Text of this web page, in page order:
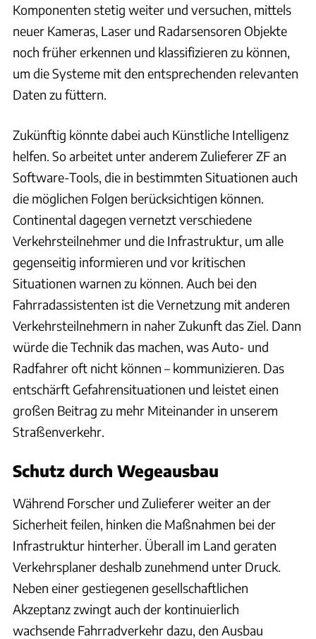
Komponenten stetig weiter und versuchen, mittels
neuer Kameras, Laser und Radarsensoren Objekte
noch früher erkennen und klassifizieren zu können,
um die Systeme mit den entsprechenden relevanten
Daten zu füttern.
Zukünftig könnte dabei auch Künstliche Intelligenz
helfen. So arbeitet unter anderem Zulieferer ZF an
Software-Tools, die in bestimmten Situationen auch
die möglichen Folgen berücksichtigen können.
Continental dagegen vernetzt verschiedene
Verkehrsteilnehmer und die Infrastruktur, um alle
gegenseitig informieren und vor kritischen
Situationen warnen zu können. Auch bei den
Fahrradassistenten ist die Vernetzung mit anderen
Verkehrsteilnehmern in naher Zukunft das Ziel. Dann
würde die Technik das machen, was Auto- und
Radfahrer oft nicht können – kommunizieren. Das
entschärft Gefahrensituationen und leistet einen
großen Beitrag zu mehr Miteinander in unserem
Straßenverkehr.
Schutz durch Wegeausbau
Während Forscher und Zulieferer weiter an der
Sicherheit feilen, hinken die Maßnahmen bei der
Infrastruktur hinterher. Überall im Land geraten
Verkehrsplaner deshalb zunehmend unter Druck.
Neben einer gestiegenen gesellschaftlichen
Akzeptanz zwingt auch der kontinuierlich
wachsende Fahrradverkehr dazu, den Ausbau